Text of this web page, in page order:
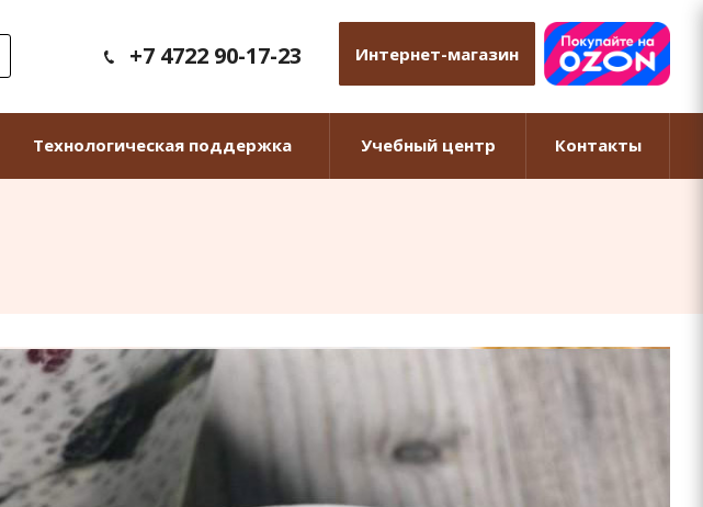
+7 4722 90-17-23 Интернет-магазин
Технологическая поддержка Учебный центр Контакты